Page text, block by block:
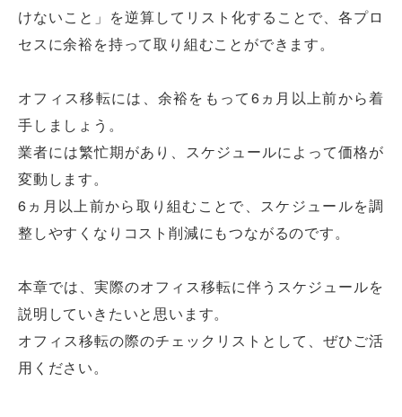
けないこと」を逆算してリスト化することで、各プロ
セスに余裕を持って取り組むことができます。
オフィス移転には、余裕をもって6ヵ月以上前から着
手しましょう。
業者には繁忙期があり、スケジュールによって価格が
変動します。
6ヵ月以上前から取り組むことで、スケジュールを調
整しやすくなりコスト削減にもつながるのです。
本章では、実際のオフィス移転に伴うスケジュールを
説明していきたいと思います。
オフィス移転の際のチェックリストとして、ぜひご活
用ください。